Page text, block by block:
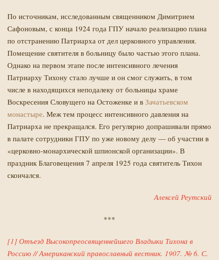
По источникам, исследованным священником Димитрием
Сафоновым, с конца 1924 года ГПУ начало реализацию плана
по отстранению Патриарха от дел церковного управления.
Помещение святителя в больницу было частью этого плана.
Однако на первом этапе после интенсивного лечения
Патриарху Тихону стало лучше и он смог служить, в том
числе в находящихся неподалеку от больницы храме
Воскресения Словущего на Остоженке и в Зачатьевском
монастыре. Меж тем процесс интенсивного давления на
Патриарха не прекращался. Его регулярно допрашивали прямо
в палате сотрудники ГПУ по уже новому делу — об участии в
«церковно-монархической шпионской организации». В
праздник Благовещения 7 апреля 1925 года святитель Тихон
скончался.
Алексей Реутский
***
[1] Отъезд Высокопреосвященнейшего Владыки Тихона в
Россию // Американский православный вестник. 1907. № 6. С.